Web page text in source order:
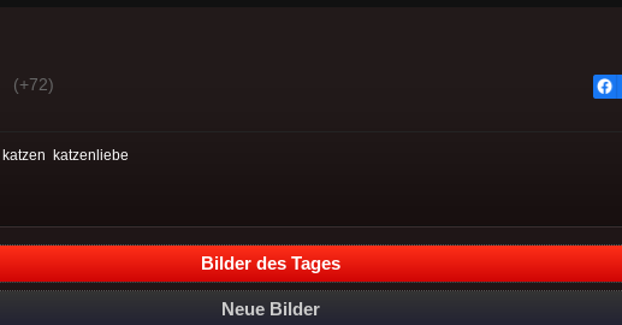
(+72)
katzen katzenliebe
Bilder des Tages
Neue Bilder